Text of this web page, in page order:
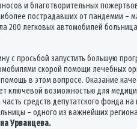
и благотворительных
пострадавших от
200 легковых автомобилей
с просьбой запустить большую
скорой помощи лечебных
в этом вопросе. Оказание
ключевой возможностью для
средств депутатского
– одного из важнейших
Урванцева.